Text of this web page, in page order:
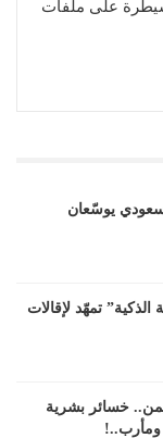
على ملفات
يوسّعان
تمهّد لإقالات
خسائر بشرية